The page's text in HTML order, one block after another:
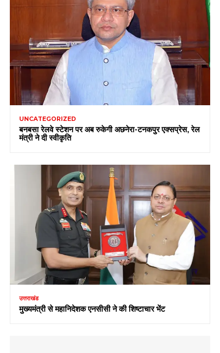
UNCATEGORIZED
बनबसा रेलवे स्टेशन पर अब रुकेगी अछनेरा-टनकपुर एक्सप्रेस, रेल
मंत्री ने दी स्वीकृति
उत्तराखंड
मुख्यमंत्री से महानिदेशक एनसीसी ने की शिष्टाचार भेंट